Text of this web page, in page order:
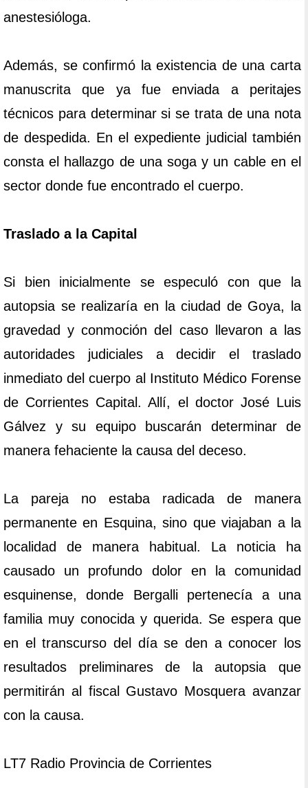
anestesióloga.
Además, se confirmó la existencia de una carta
manuscrita que ya fue enviada a peritajes
técnicos para determinar si se trata de una nota
de despedida. En el expediente judicial también
consta el hallazgo de una soga y un cable en el
sector donde fue encontrado el cuerpo.
Traslado a la Capital
Si bien inicialmente se especuló con que la
autopsia se realizaría en la ciudad de Goya, la
gravedad y conmoción del caso llevaron a las
autoridades judiciales a decidir el traslado
inmediato del cuerpo al Instituto Médico Forense
de Corrientes Capital. Allí, el doctor José Luis
Gálvez y su equipo buscarán determinar de
manera fehaciente la causa del deceso.
La pareja no estaba radicada de manera
permanente en Esquina, sino que viajaban a la
localidad de manera habitual. La noticia ha
causado un profundo dolor en la comunidad
esquinense, donde Bergalli pertenecía a una
familia muy conocida y querida. Se espera que
en el transcurso del día se den a conocer los
resultados preliminares de la autopsia que
permitirán al fiscal Gustavo Mosquera avanzar
con la causa.
LT7 Radio Provincia de Corrientes